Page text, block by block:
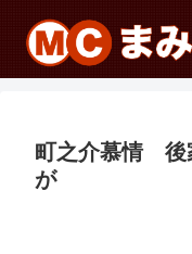
町之介慕情 後
が